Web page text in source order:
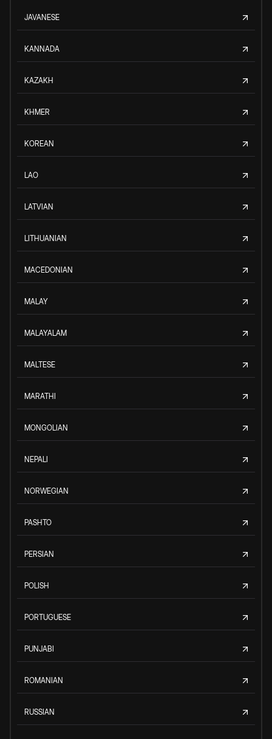
JAVANESE
KANNADA
KAZAKH
KHMER
KOREAN
LAO
LATVIAN
LITHUANIAN
MACEDONIAN
MALAY
MALAYALAM
MALTESE
MARATHI
MONGOLIAN
NEPALI
NORWEGIAN
PASHTO
PERSIAN
POLISH
PORTUGUESE
PUNJABI
ROMANIAN
RUSSIAN